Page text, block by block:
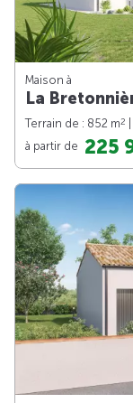
Maison à
La
Terrain de : 852 m2
à partir de 225